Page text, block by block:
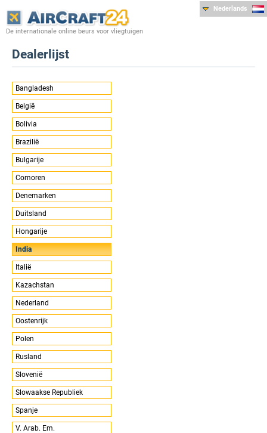
De internationale online beurs voor vliegtuigen
Nederlands
Dealerlijst
Bangladesh
België
Bolivia
Brazilië
Bulgarije
Comoren
Denemarken
Duitsland
Hongarije
India
Italië
Kazachstan
Nederland
Oostenrijk
Polen
Rusland
Slovenië
Slowaakse Republiek
Spanje
V. Arab. Em.